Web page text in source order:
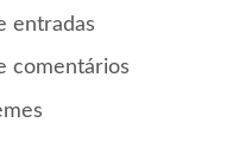
entradas
comentários